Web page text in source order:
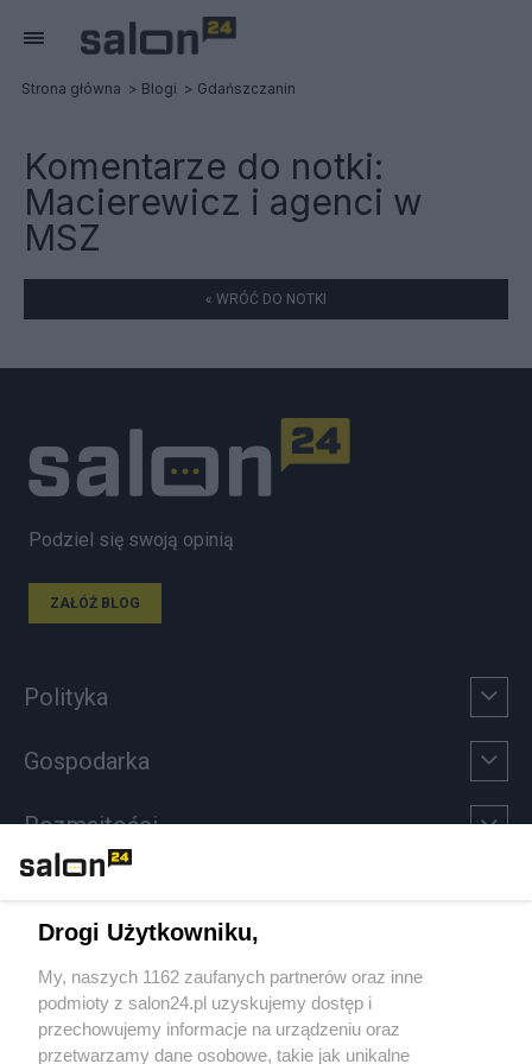
Strona główna Blogi Gdańszczanin
Komentarze do notki:
Macierewicz i agenci w
MSZ
« WRÓĆ DO NOTKI
Podziel się swoją opinią
ZAŁÓŻ BLOG
Polityka
Gospodarka
Rozmaitości
Sport
Społeczeństwo
Drogi Użytkowniku,
My, naszych 1162 zaufanych partnerów oraz inne
podmioty z salon24.pl uzyskujemy dostęp i
przechowujemy informacje na urządzeniu oraz
przetwarzamy dane osobowe, takie jak unikalne